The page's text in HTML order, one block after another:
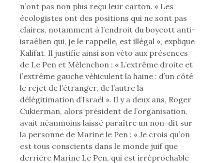
n’ont pas non plus reçu leur carton. « Les
écologistes ont des positions qui ne sont pas
claires, notamment à l’endroit du boycott anti-
israélien qui, je le rappelle, est illégal », explique
Kalifat. Il justifie ainsi son véto aux présences
de Le Pen et Mélenchon : « L’extrême droite et
l’extrême gauche véhiculent la haine : d’un côté
le rejet de l’étranger, de l’autre la
délégitimation d’Israël ». Il y a deux ans, Roger
Cukierman, alors président de l’organisation,
avait néanmoins laissé paraître un non-dit sur
la personne de Marine le Pen : « Je crois qu’on
est tous conscients dans le monde juif que
derrière Marine Le Pen, qui est irréprochable